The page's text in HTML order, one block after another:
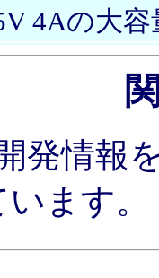
4Aの大
発情報
ます。